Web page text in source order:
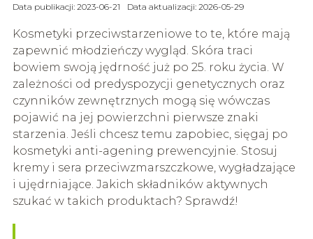
Data publikacji: 2023-06-21 Data aktualizacji: 2026-05-29
Kosmetyki przeciwstarzeniowe to te, które mają
zapewnić młodzieńczy wygląd. Skóra traci
bowiem swoją jędrność już po 25. roku życia. W
zależności od predyspozycji genetycznych oraz
czynników zewnętrznych mogą się wówczas
pojawić na jej powierzchni pierwsze znaki
starzenia. Jeśli chcesz temu zapobiec, sięgaj po
kosmetyki anti-agening prewencyjnie. Stosuj
kremy i sera przeciwzmarszczkowe, wygładzające
i ujędrniające. Jakich składników aktywnych
szukać w takich produktach? Sprawdź!